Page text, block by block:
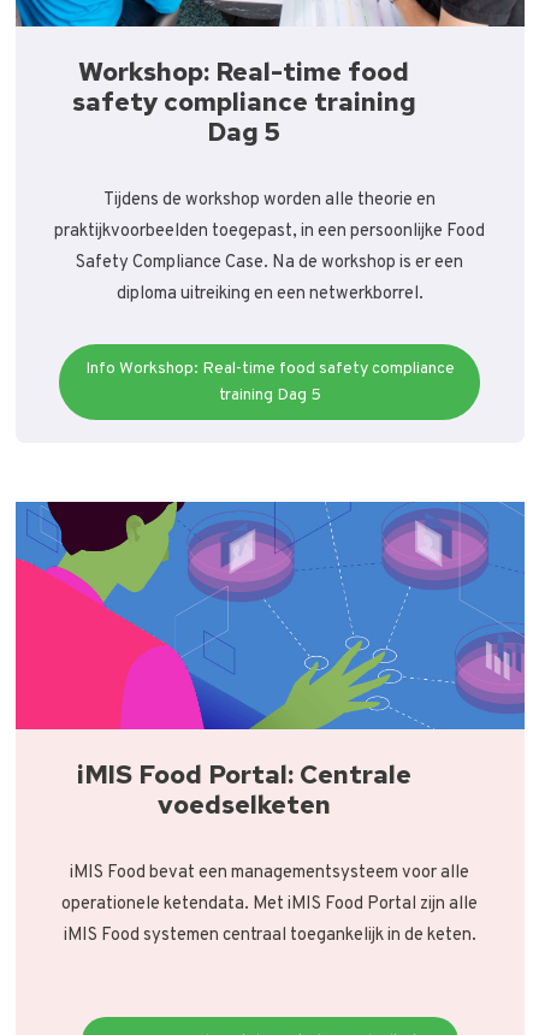
Workshop: Real-time food
safety compliance training
Dag 5
Tijdens de workshop worden alle theorie en
praktijkvoorbeelden toegepast, in een persoonlijke Food
Safety Compliance Case. Na de workshop is er een
diploma uitreiking en een netwerkborrel.
Info Workshop: Real-time food safety compliance
training Dag 5
iMIS Food Portal: Centrale
voedselketen
iMIS Food bevat een managementsysteem voor alle
operationele ketendata. Met iMIS Food Portal zijn alle
iMIS Food systemen centraal toegankelijk in de keten.